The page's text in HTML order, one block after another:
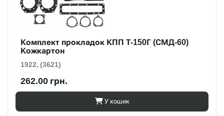
Комплект прокладок КПП Т-150Г (СМД-60)
Кожкартон
1922, (3621)
262.00 грн.
У кошик